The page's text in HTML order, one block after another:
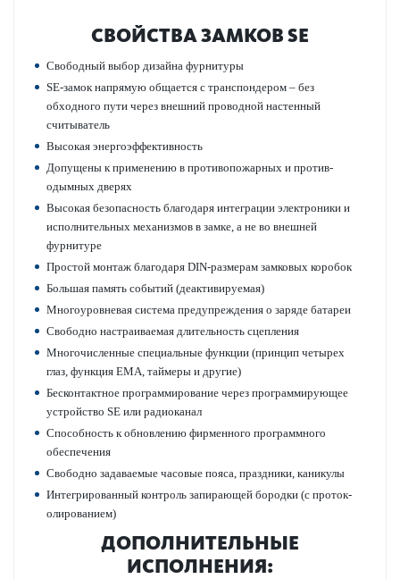
СВОЙСТВА ЗАМКОВ SE
Свободный выбор дизайна фурнитуры
SE-замок напрямую общается с транспондером – без
обходного пути через внешний про­водной настенный
считыватель
Выс­окая энергоэффективность
Допущены к применению в против­опожарных и проти­в­
одымных дверях
Выс­окая безоп­асность благодаря интеграции электроники и
исполнительных механизмов в замке, а не во внешней
фурнитуре
Простой монтаж благодаря DIN-размерам зам­ковых кор­обок
Большая память событий (деактив­ируемая)
Многоур­овневая сис­тема предупрежд­ения о заряде бат­ареи
Свободно наст­раиваемая длительность сцеп­ления
Многочис­ленные специальные функции (принцип чет­ырех
глаз, функция EMA, таймеры и другие)
Бес­к­онтактное программирование через программирующее
устройство SE или радио­к­анал
Спосо­бность к обнов­лению фирменного программного
обеспечения
Свободно задаваемые часовые пояса, праздники, каникулы
Интегриро­ванный контроль запи­рающей бор­одки (с проток­
олированием)
ДОПОЛНИТЕЛЬНЫЕ
ИСПОЛНЕНИЯ: